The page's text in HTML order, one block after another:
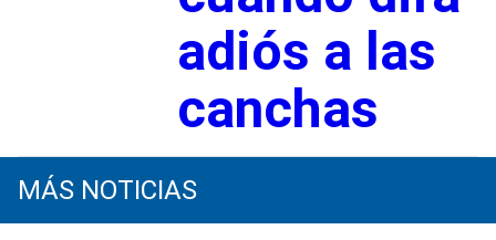
adiós a las
canchas
MÁS NOTICIAS